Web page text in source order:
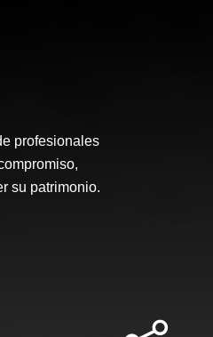
profesionales
su patrimonio.